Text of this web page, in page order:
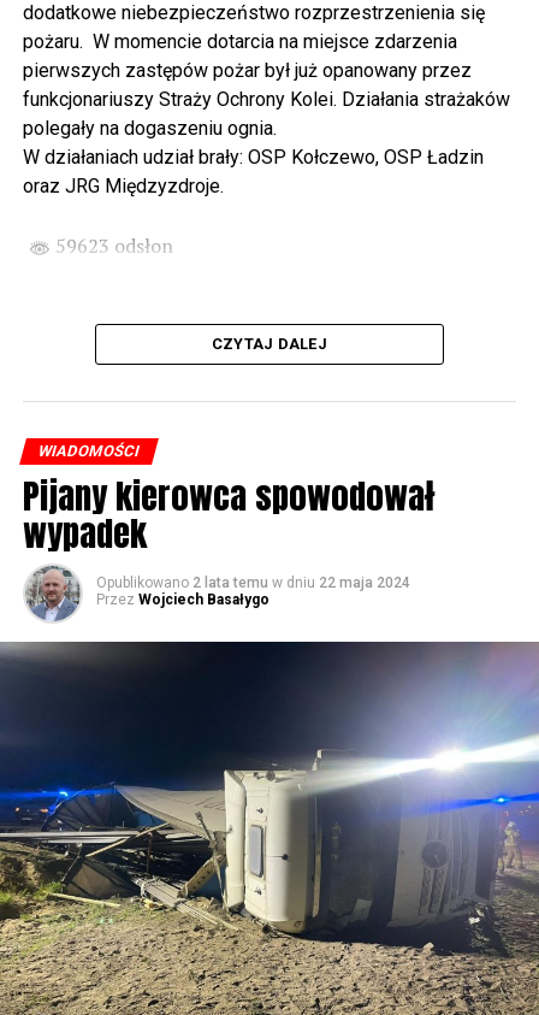
wysłuchamy organowego koncertu w wykonaniu
państwa Witkowskich.
Wyjątkowym wydarzeniem będzie koncert w wykonaniu
Kawuś Music Project, podczas którego wysłuchamy
polskich przebojów w jazzowej aranżacji (godz. 20.00
przed biblioteką). Podczas koncertu zaplanowaliśmy dla
Projektów Interreg VI A – Kultura i zrównoważona
turystyka.
(Niemcy), Biblioteka Publiczna Gminy Wolin, Parafia
Rzymskokatolicka w Wolinie
59624 odsłon
dodatkowe niebezpieczeństwo rozprzestrzenienia się
pożaru. W momencie dotarcia na miejsce zdarzenia
pierwszych zastępów pożar był już opanowany przez
funkcjonariuszy Straży Ochrony Kolei. Działania strażaków
polegały na dogaszeniu ognia.
W działaniach udział brały: OSP Kołczewo, OSP Ładzin
oraz JRG Międzyzdroje.
59623 odsłon
CZYTAJ DALEJ
WIADOMOŚCI
Pijany kierowca spowodował
wypadek
Opublikowano 2 lata temu w dniu 22 maja 2024
Przez Wojciech Basałygo